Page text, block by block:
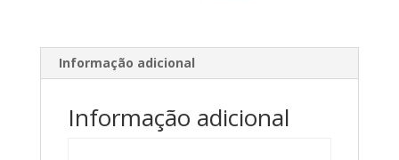
Informação adicional
Informação adicional